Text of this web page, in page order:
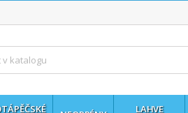
LAHVE